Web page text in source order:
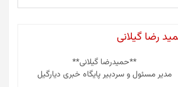
رضا گیلانی
**حمیدرضا گیلانی**
مدیر مسئول و سردبیر پایگاه خبری دیارگیل